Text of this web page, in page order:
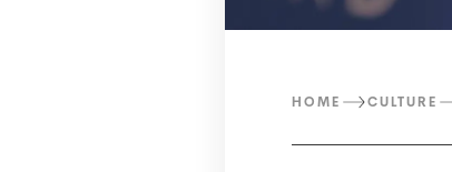
HOME CULTURE